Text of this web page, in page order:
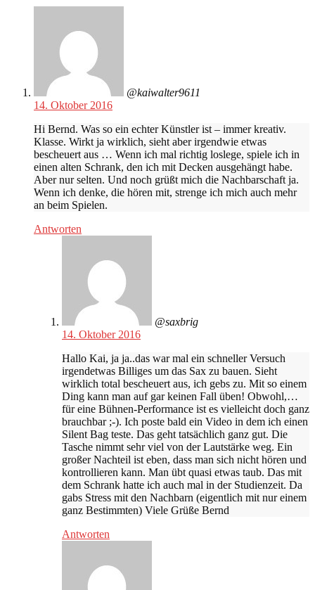
@kaiwalter9611
14. Oktober 2016
Hi Bernd. Was so ein echter Künstler ist – immer kreativ.
Klasse. Wirkt ja wirklich, sieht aber irgendwie etwas
bescheuert aus … Wenn ich mal richtig loslege, spiele ich in
einen alten Schrank, den ich mit Decken ausgehängt habe.
Aber nur selten. Und noch grüßt mich die Nachbarschaft ja.
Wenn ich denke, die hören mit, strenge ich mich auch mehr
an beim Spielen.
Antworten
@saxbrig
14. Oktober 2016
Hallo Kai, ja ja..das war mal ein schneller Versuch
irgendetwas Billiges um das Sax zu bauen. Sieht
wirklich total bescheuert aus, ich gebs zu. Mit so einem
Ding kann man auf gar keinen Fall üben! Obwohl,…
für eine Bühnen-Performance ist es vielleicht doch ganz
brauchbar ;-). Ich poste bald ein Video in dem ich einen
Silent Bag teste. Das geht tatsächlich ganz gut. Die
Tasche nimmt sehr viel von der Lautstärke weg. Ein
großer Nachteil ist eben, dass man sich nicht hören und
kontrollieren kann. Man übt quasi etwas taub. Das mit
dem Schrank hatte ich auch mal in der Studienzeit. Da
gabs Stress mit den Nachbarn (eigentlich mit nur einem
ganz Bestimmten) Viele Grüße Bernd
Antworten